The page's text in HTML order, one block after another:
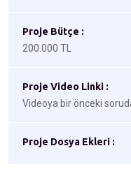
Proje Bütçe :
200.000 TL
Proje Video Linki :
Videoya bir önceki
Proje Dosya Ekleri :